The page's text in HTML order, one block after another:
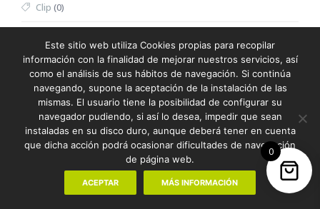
Clip (0)
Cojín(0)
Colchoneta (3)
Colección protección higiénica (25)
Colgador(0)
Colgador Mensaje(0)
0
Este sitio web utiliza Cookies propias para recopilar
información con la finalidad de mejorar nuestros servicios, así
como el análisis de sus hábitos de navegación. Si continúa
navegando, supone la aceptación de la instalación de las
mismas. El usuario tiene la posibilidad de configurar su
navegador pudiendo, si así lo desea, impedir que sean
instaladas en su disco duro, aunque deberá tener en cuenta
que dicha acción podrá ocasionar dificultades de navegación
de página web.
ACEPTAR MÁS INFORMACIÓN